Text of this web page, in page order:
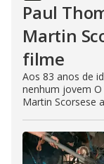
Paul
Martin
filme
Aos 83 anos de
nenhum jovem
Martin Scorsese